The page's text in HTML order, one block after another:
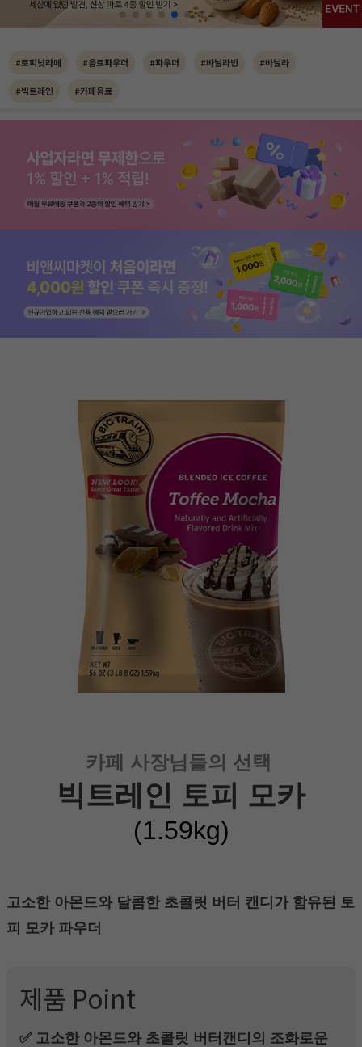
#토피넛라떼 #음료파우더 #파우더 #바닐라빈 #바닐라
#빅트레인 #카페음료
카페 사장님들의 선택
빅트레인 토피 모카
(1.59kg)
고소한 아몬드와 달콤한 초콜릿 버터 캔디가 함유된 토
피 모카 파우더
제품 Point
✅ 고소한 아몬드와 초콜릿 버터캔디의 조화로운